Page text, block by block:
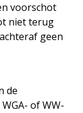
voorschot
niet terug
geen
de
of WW-